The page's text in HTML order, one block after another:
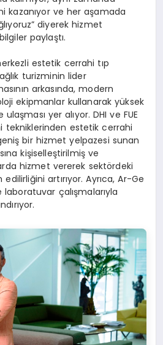
kazanıyor ve her aşamada
diyerek hizmet
paylaştı.
estetik cerrahi tıp
turizminin lider
arkasında, modern
ekipmanlar kullanarak yüksek
yer alıyor. DHI ve FUE
tekniklerinden estetik cerrahi
bir hizmet yelpazesi sunan
kişiselleştirilmiş ve
hizmet vererek sektördeki
artırıyor. Ayrıca, Ar-Ge
çalışmalarıyla